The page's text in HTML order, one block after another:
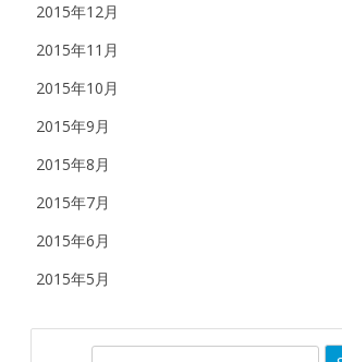
2015年12月
2015年11月
2015年10月
2015年9月
2015年8月
2015年7月
2015年6月
2015年5月